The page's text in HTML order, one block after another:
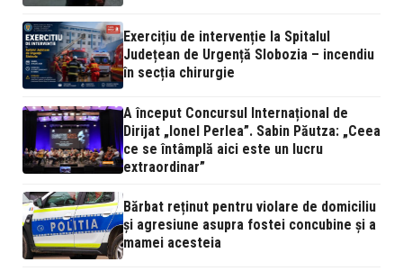
Exercițiu de intervenție la Spitalul
Județean de Urgență Slobozia – incendiu
în secția chirurgie
A început Concursul Internațional de
Dirijat „Ionel Perlea”. Sabin Păutza: „Ceea
ce se întâmplă aici este un lucru
extraordinar”
Bărbat reținut pentru violare de domiciliu
și agresiune asupra fostei concubine și a
mamei acesteia